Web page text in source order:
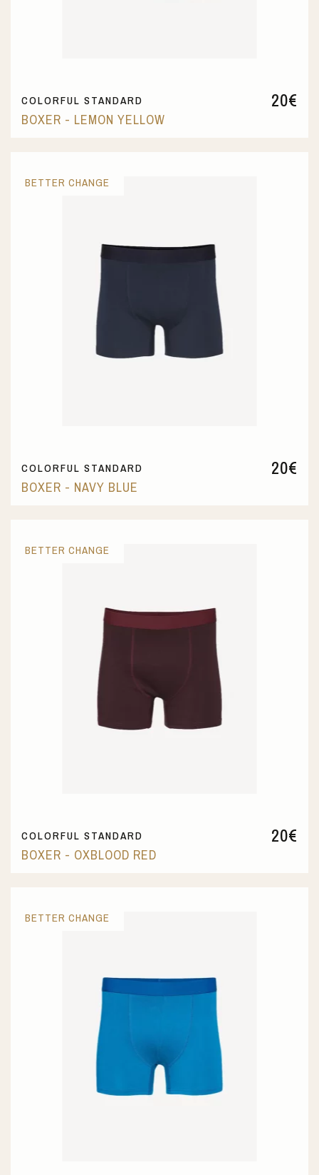
20€
COLORFUL STANDARD
BOXER - LEMON YELLOW
20€
COLORFUL STANDARD
BOXER - NAVY BLUE
BETTER CHANGE
20€
COLORFUL STANDARD
BOXER - OXBLOOD RED
BETTER CHANGE
BETTER CHANGE